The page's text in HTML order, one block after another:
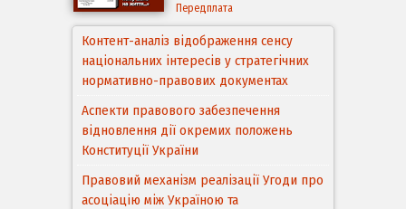
Передплата
Контент-аналіз відображення сенсу
національних інтересів у стратегічних
нормативно-правових документах
Аспекти правового забезпечення
відновлення дії окремих положень
Конституції України
Правовий механізм реалізації Угоди про
асоціацію між Україною та